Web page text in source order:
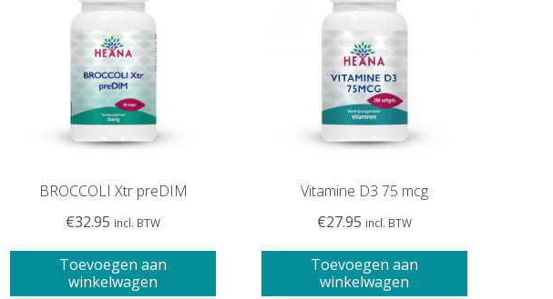
BROCCOLI Xtr preDIM
€32.95 incl. BTW
Toevoegen aan
winkelwagen
Vitamine D3 75 mcg
€27.95 incl. BTW
Toevoegen aan
winkelwagen